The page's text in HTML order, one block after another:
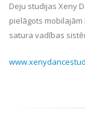
Deju studijas Xeny
pielāgots mobilajām
satura vadības